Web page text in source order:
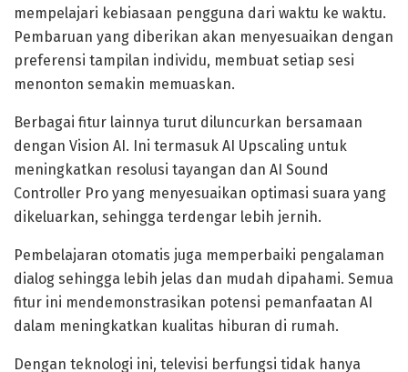
mempelajari kebiasaan pengguna dari waktu ke waktu.
Pembaruan yang diberikan akan menyesuaikan dengan
preferensi tampilan individu, membuat setiap sesi
menonton semakin memuaskan.
Berbagai fitur lainnya turut diluncurkan bersamaan
dengan Vision AI. Ini termasuk AI Upscaling untuk
meningkatkan resolusi tayangan dan AI Sound
Controller Pro yang menyesuaikan optimasi suara yang
dikeluarkan, sehingga terdengar lebih jernih.
Pembelajaran otomatis juga memperbaiki pengalaman
dialog sehingga lebih jelas dan mudah dipahami. Semua
fitur ini mendemonstrasikan potensi pemanfaatan AI
dalam meningkatkan kualitas hiburan di rumah.
Dengan teknologi ini, televisi berfungsi tidak hanya